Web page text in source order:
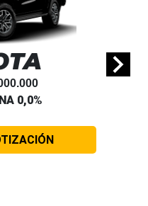
0,0%